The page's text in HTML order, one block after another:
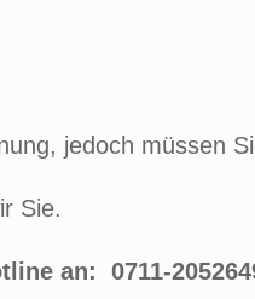
jedoch müssen
Sie.
an: 0711-